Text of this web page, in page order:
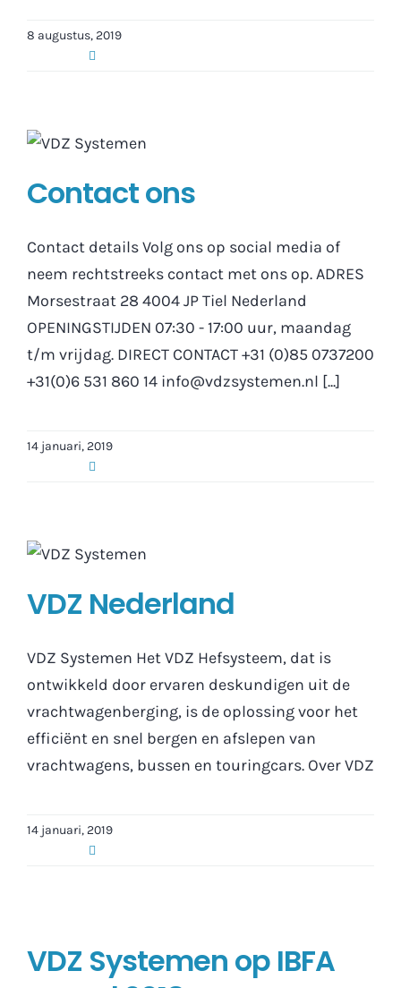
8 augustus, 2019
Contact ons
Contact details Volg ons op social media of
neem rechtstreeks contact met ons op. ADRES
Morsestraat 28 4004 JP Tiel Nederland
OPENINGSTIJDEN 07:30 - 17:00 uur, maandag
t/m vrijdag. DIRECT CONTACT +31 (0)85 0737200
+31(0)6 531 860 14 info@vdzsystemen.nl [...]
14 januari, 2019
VDZ Nederland
VDZ Systemen Het VDZ Hefsysteem, dat is
ontwikkeld door ervaren deskundigen uit de
vrachtwagenberging, is de oplossing voor het
efficiënt en snel bergen en afslepen van
vrachtwagens, bussen en touringcars. Over VDZ
14 januari, 2019
VDZ Systemen op IBFA